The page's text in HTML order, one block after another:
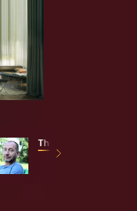
Thorsten Merten